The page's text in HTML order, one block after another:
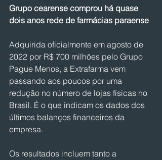
Grupo cearense comprou há quase
dois anos rede de farmácias paraense
Adquirida oficialmente em agosto de
2022 por R$ 700 milhões pelo Grupo
Pague Menos, a Extrafarma vem
passando aos poucos por uma
redução no número de lojas físicas no
Brasil. É o que indicam os dados dos
últimos balanços financeiros da
empresa.
Os resultados incluem tanto a